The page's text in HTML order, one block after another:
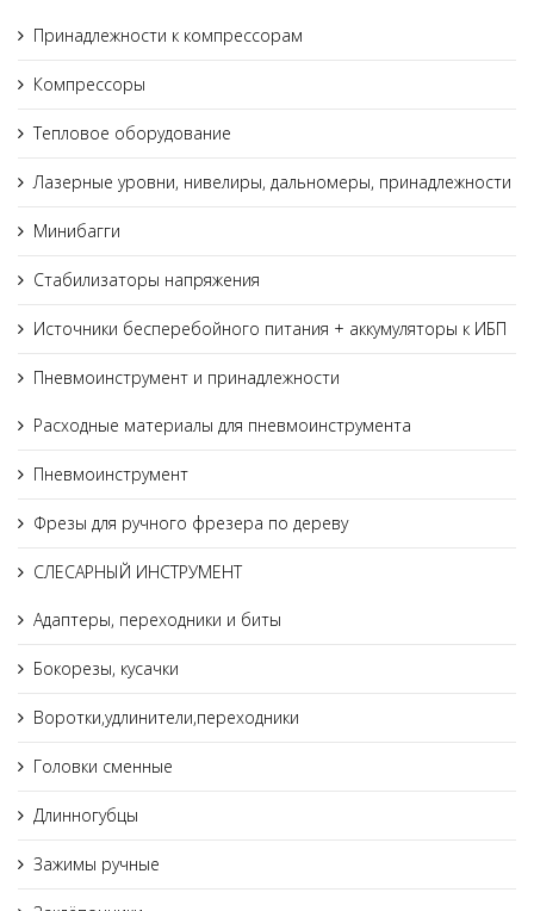
Принадлежности к компрессорам
Компрессоры
Тепловое оборудование
Лазерные уровни, нивелиры, дальномеры, принадлежности
Минибагги
Стабилизаторы напряжения
Источники бесперебойного питания + аккумуляторы к ИБП
Пневмоинструмент и принадлежности
Расходные материалы для пневмоинструмента
Пневмоинструмент
Фрезы для ручного фрезера по дереву
СЛЕСАРНЫЙ ИНСТРУМЕНТ
Адаптеры, переходники и биты
Бокорезы, кусачки
Воротки,удлинители,переходники
Головки сменные
Длинногубцы
Зажимы ручные